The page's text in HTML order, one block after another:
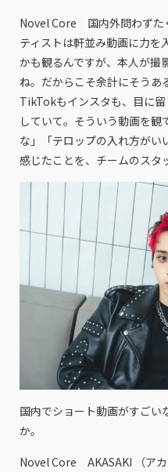
Novel Core 国内外問わずた
ティストは軒並み動画に力
かも観るんですが、本人が撮
ね。だからこそ余計にそうあ
TikTokもインスタも、目に
していて。そういう動画を
な」「テロップの入れ方がい
感じたことを、チームのスタ
――国内でショート動画がすご
か。
Novel Core AKASAKI （ア